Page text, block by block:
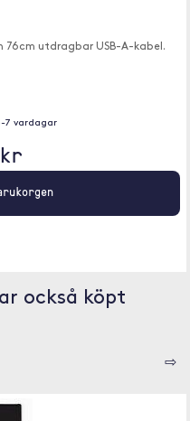
76cm utdragbar USB-A-kabel.
7 vardagar
också köpt
⇨